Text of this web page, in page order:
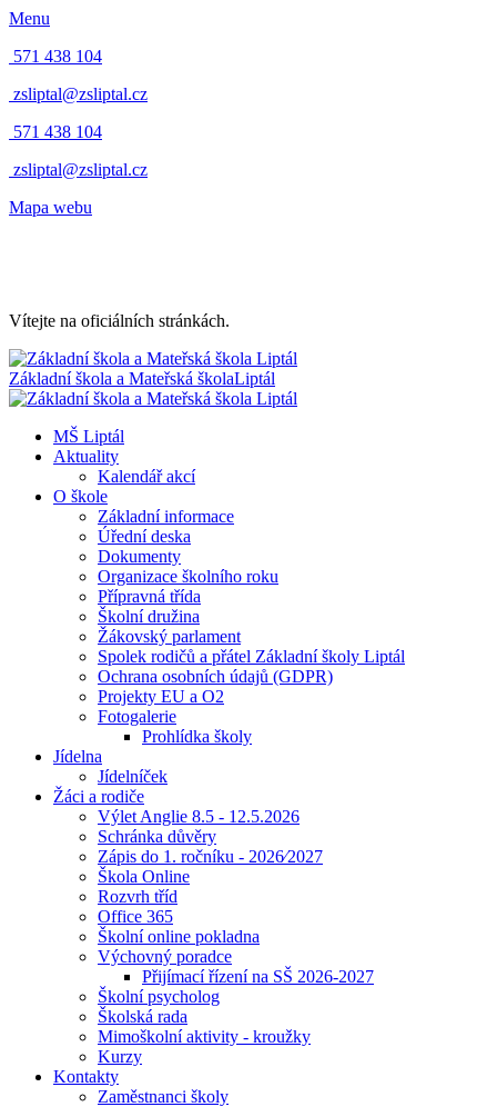
Menu
571 438 104
zsliptal@zsliptal.cz
571 438 104
zsliptal@zsliptal.cz
Mapa webu
Vítejte na oficiálních stránkách.
Základní škola a Mateřská školaLiptál
MŠ Liptál
Aktuality
Kalendář akcí
O škole
Základní informace
Úřední deska
Dokumenty
Organizace školního roku
Přípravná třída
Školní družina
Žákovský parlament
Spolek rodičů a přátel Základní školy Liptál
Ochrana osobních údajů (GDPR)
Projekty EU a O2
Fotogalerie
Prohlídka školy
Jídelna
Jídelníček
Žáci a rodiče
Výlet Anglie 8.5 - 12.5.2026
Schránka důvěry
Zápis do 1. ročníku - 2026⁄2027
Škola Online
Rozvrh tříd
Office 365
Školní online pokladna
Výchovný poradce
Přijímací řízení na SŠ 2026-2027
Školní psycholog
Školská rada
Mimoškolní aktivity - kroužky
Kurzy
Kontakty
Zaměstnanci školy